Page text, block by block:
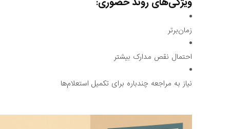
زمان‌برتر
احتمال نقص مدارک بیشتر
نیاز به مراجعه چندباره برای تکمیل استعلام‌ها